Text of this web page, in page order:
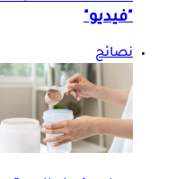
"فيديو"
نصائح